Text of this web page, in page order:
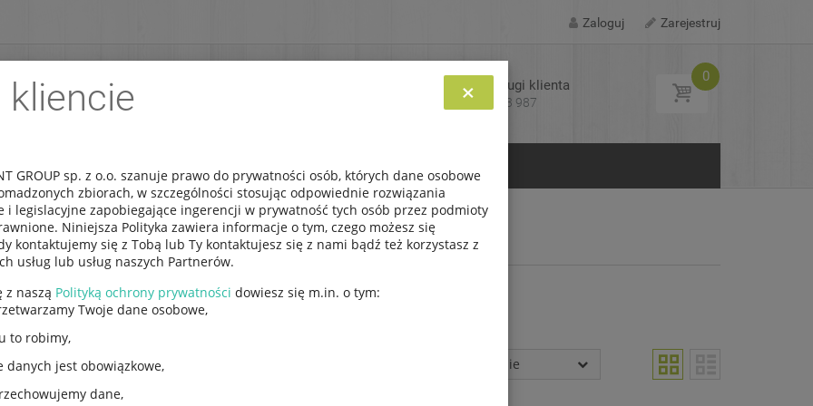
Zaloguj Zarejestruj
Biuro obsługi klienta
Tel: 693 713 987
0
1–1 z 1 wyników Sortowanie
kliencie ×
GROUP sp. z o.o. szanuje prawo do prywatności osób, których dane osobowe
zbiorach, w szczególności stosując odpowiednie rozwiązania
i legislacyjne zapobiegające ingerencji w prywatność tych osób przez podmioty
Niniejsza Polityka zawiera informacje o tym, czego możesz się
kontaktujemy się z Tobą lub Ty kontaktujesz się z nami bądź też korzystasz z
usług lub usług naszych Partnerów.
z naszą Polityką ochrony prywatności dowiesz się m.in. o tym:
Twoje dane osobowe,
to robimy,
danych jest obowiązkowe,
dane,